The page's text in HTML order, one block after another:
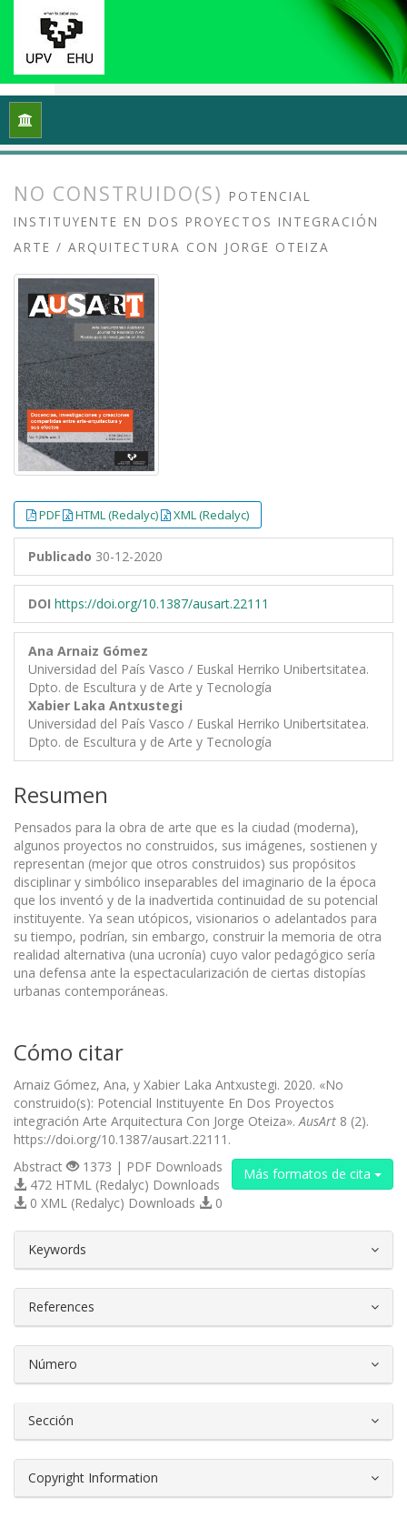
Inicio
NO CONSTRUIDO(S) POTENCIAL
INSTITUYENTE EN DOS PROYECTOS INTEGRACIÓN
ARTE / ARQUITECTURA CON JORGE OTEIZA
PDF HTML (Redalyc) XML (Redalyc)
Publicado 30-12-2020
DOI https://doi.org/10.1387/ausart.22111
Ana Arnaiz Gómez
Universidad del País Vasco / Euskal Herriko Unibertsitatea.
Dpto. de Escultura y de Arte y Tecnología
Xabier Laka Antxustegi
Universidad del País Vasco / Euskal Herriko Unibertsitatea.
Dpto. de Escultura y de Arte y Tecnología
Resumen
Pensados para la obra de arte que es la ciudad (moderna),
algunos proyectos no construidos, sus imágenes, sostienen y
representan (mejor que otros construidos) sus propósitos
disciplinar y simbólico inseparables del imaginario de la época
que los inventó y de la inadvertida continuidad de su potencial
instituyente. Ya sean utópicos, visionarios o adelantados para
su tiempo, podrían, sin embargo, construir la memoria de otra
realidad alternativa (una ucronía) cuyo valor pedagógico sería
una defensa ante la espectacularización de ciertas distopías
urbanas contemporáneas.
Cómo citar
Arnaiz Gómez, Ana, y Xabier Laka Antxustegi. 2020. «No
construido(s): Potencial Instituyente En Dos Proyectos
integración Arte Arquitectura Con Jorge Oteiza». AusArt 8 (2).
https://doi.org/10.1387/ausart.22111.
Más formatos de cita
Abstract
1373 | PDF Downloads
472 HTML (Redalyc) Downloads
0 XML (Redalyc) Downloads
0
Keywords
References
Número
Sección
Copyright Information